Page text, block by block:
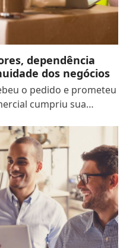
dependência
dos negócios
o pedido e prometeu
cumpriu sua…